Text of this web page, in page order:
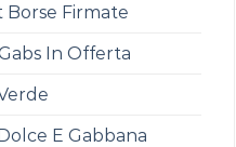
Firmate
In Offerta
E Gabbana